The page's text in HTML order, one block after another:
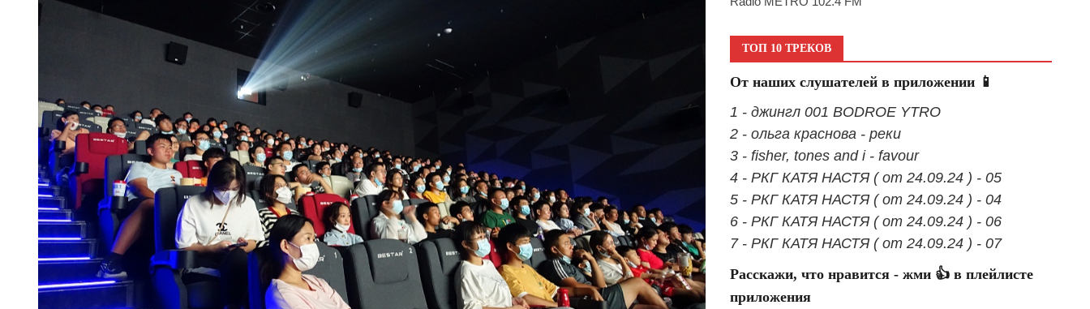
ТОП 10 ТРЕКОВ
От наших слушателей в приложении 📱
1 - джингл 001 BODROE YTRO
2 - ольга краснова - реки
3 - fisher, tones and i - favour
4 - РКГ КАТЯ НАСТЯ ( от 24.09.24 ) - 05
5 - РКГ КАТЯ НАСТЯ ( от 24.09.24 ) - 04
6 - РКГ КАТЯ НАСТЯ ( от 24.09.24 ) - 06
7 - РКГ КАТЯ НАСТЯ ( от 24.09.24 ) - 07
Расскажи, что нравится - жми 👍 в плейлисте
приложения